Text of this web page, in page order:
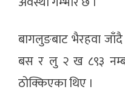
बागलुङबाट भैरहवा
बस र लु २ ख ८९३
ठोक्किएका थिए ।